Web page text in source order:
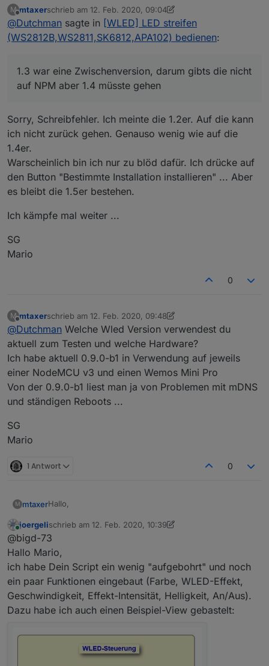
seit dem Update auf die Adapterversion 0.1.4
bzw. 0.1.5 werden meine beiden Wled Wemos
hmm seltsam in der scan funtkion hat sich nichts
@bigd-73 sagte in
[WLED] LED streifen
(WS2812B,WS2811,SK6812,APA102) bedienen :
stehen.
1.3 war eine Zwischenversion, darum gibts die nicht
auf NPM aber 1.4 müsste gehen
M
Offline
mtaxerschrieb am 12. Feb. 2020, 09:04
zuletzt editiert von mtaxer 2. Dez. 2020, 10:32
@Dutchman sagte in [WLED] LED streifen
(WS2812B,WS2811,SK6812,APA102) bedienen:
1.3 war eine Zwischenversion, darum gibts die nicht
auf NPM aber 1.4 müsste gehen
Sorry, Schreibfehler. Ich meinte die 1.2er. Auf die kann
ich nicht zurück gehen. Genauso wenig wie auf die
1.4er.
Warscheinlich bin ich nur zu blöd dafür. Ich drücke auf
den Button "Bestimmte Installation installieren" ... Aber
es bleibt die 1.5er bestehen.
Ich kämpfe mal weiter ...
SG
Mario
0
M
Offline
mtaxerschrieb am 12. Feb. 2020, 09:48
zuletzt editiert von mtaxer 2. Dez. 2020, 10:50
@Dutchman Welche Wled Version verwendest du
aktuell zum Testen und welche Hardware?
Ich habe aktuell 0.9.0-b1 in Verwendung auf jeweils
einer NodeMCU v3 und einen Wemos Mini Pro
Von der 0.9.0-b1 liest man ja von Problemen mit mDNS
und ständigen Reboots ...
SG
Mario
1 Antwort 0
M mtaxerHallo,
ich hab mir jetzt mal mit einem Script geholfen. Es
überwacht den Datenpunkt in
den der Color Picker den Hex Wert schreibt. Bei
Änderung wandelt eine Funktion
den Hex Wert in einen RGB Zahlenwert und schreibt
den Wert mit Komma getrennt in den Wled Adapter
Datenpunkt.
// Hex to RGB
function hexToRgb(hex) {
var result = /^#?([a-f\d]{2})([a-
  return result ? {
    r: parseInt(result[1], 16),
    g: parseInt(result[2], 16),
SG
Mario
Online
joergelischrieb am 12. Feb. 2020, 10:39
zuletzt editiert von joergeli2. Dez. 2020, 11:42
@bigd-73
Hallo Mario,
ich habe Dein Script ein wenig "aufgebohrt" und noch
ein paar Funktionen eingebaut (Farbe, WLED-Effekt,
Geschwindigkeit, Effekt-Intensität, Helligkeit, An/Aus).
Dazu habe ich auch einen Beispiel-View gebastelt: